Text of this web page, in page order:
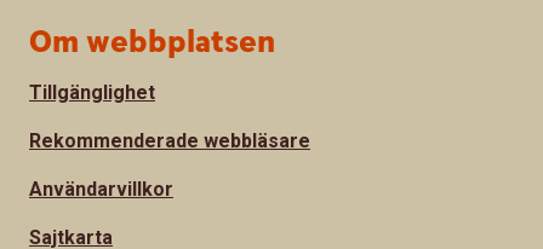
Om webbplatsen
Tillgänglighet
Rekommenderade webbläsare
Användarvillkor
Sajtkarta